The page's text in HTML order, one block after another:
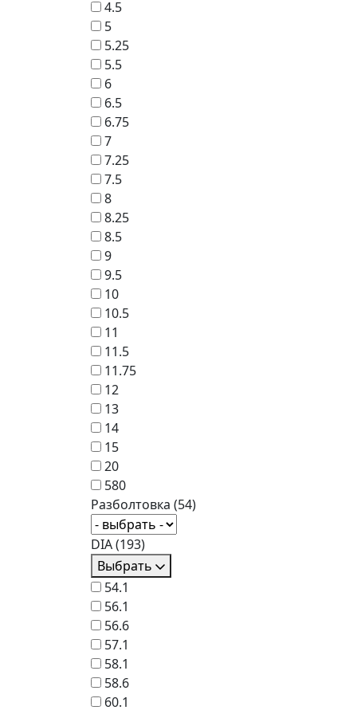
4.5
5
5.25
5.5
6
6.5
6.75
7
7.25
7.5
8
8.25
8.5
9
9.5
10
10.5
11
11.5
11.75
12
13
14
15
20
580
Разболтовка (54)
DIA(193)
Выбрать
54.1
56.1
56.6
57.1
58.1
58.6
60.1